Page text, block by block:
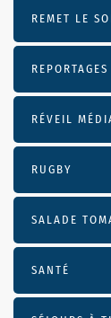
REMET LE
REPORTAGES
RÉVEIL
RUGBY
SALADE
SANTÉ